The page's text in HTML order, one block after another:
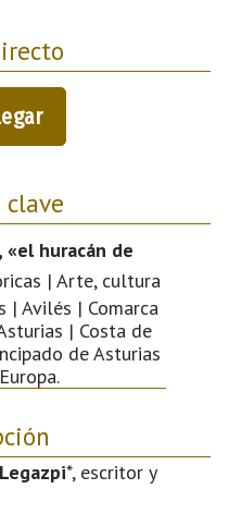
clave
«el huracán de
| Arte, cultura
Avilés | Comarca
| Costa de
de Asturias
*, escritor y